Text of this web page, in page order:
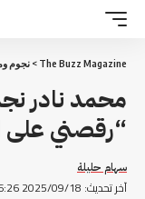
The Buzz Magazine
> نجوم
محمد نادر
“رقصني على
آخر تحديث: 2025/09/18 at 6:26 مساءً
سهام حليلة